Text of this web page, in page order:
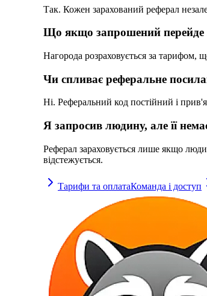
Так. Кожен зарахований реферал
Що якщо запрошений перейде
Нагорода розраховується за тарифом,
Чи спливає реферальне
Ні. Реферальний код постійний і
Я запросив людину, але її
Реферал зараховується лише якщо
відстежується.
Тарифи та оплатаКоманда і доступ